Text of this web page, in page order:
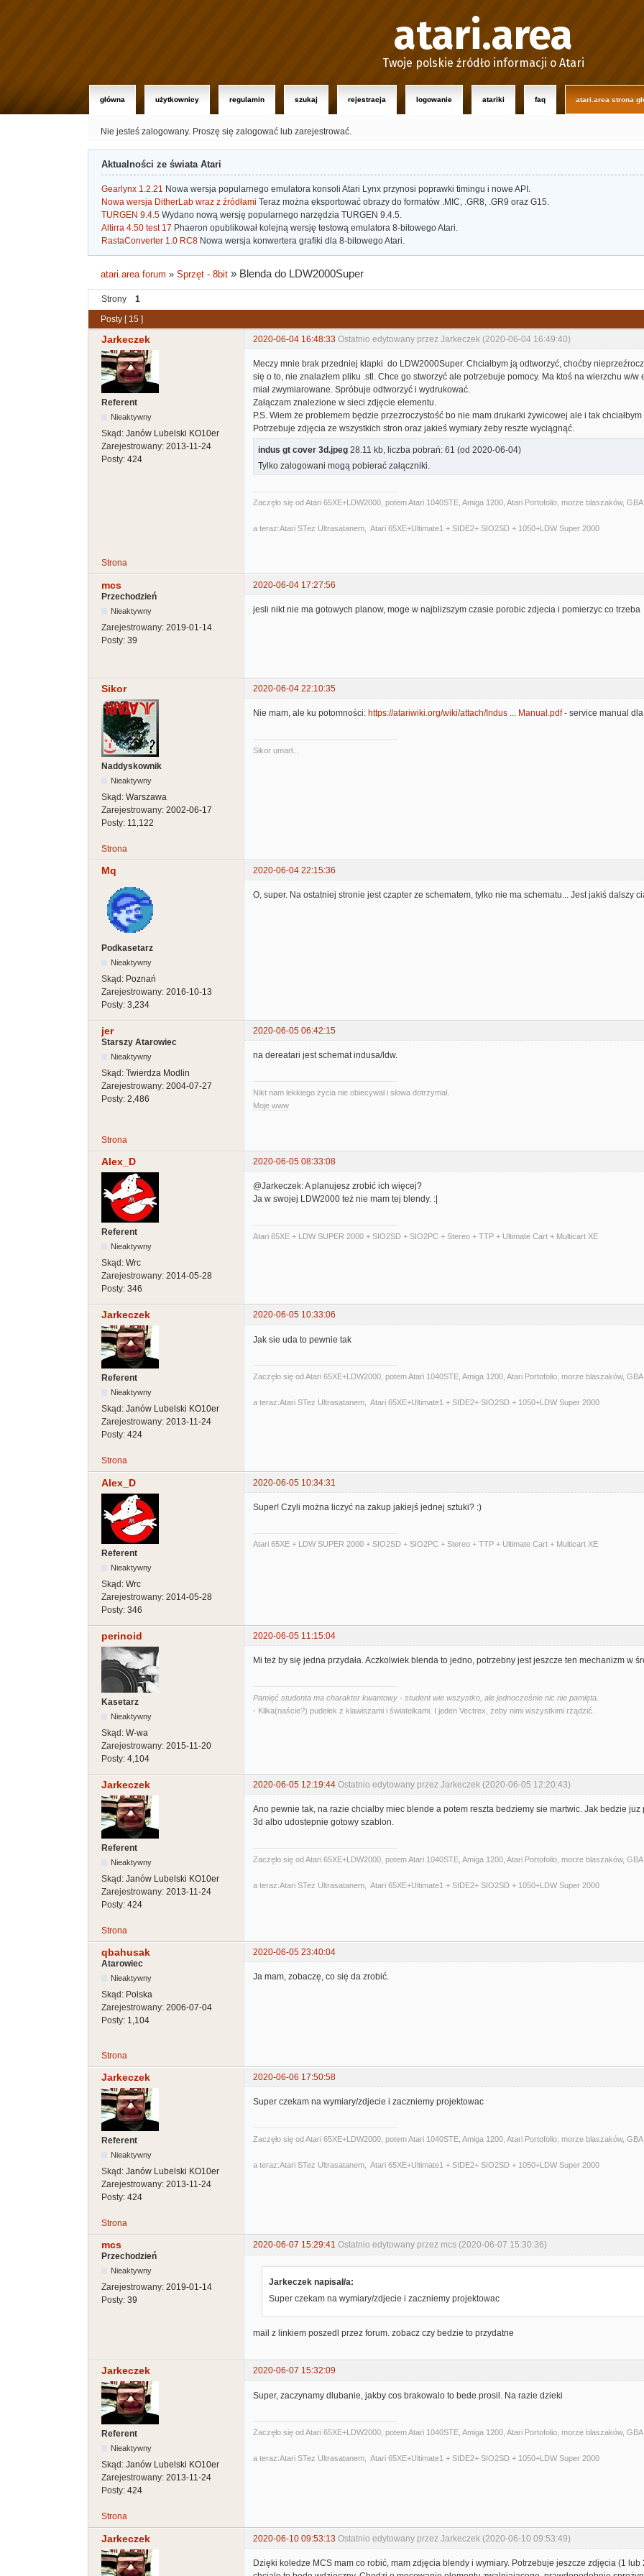
atari.area
Twoje polskie źródło informacji o Atari
główna użytkownicy regulamin szukaj rejestracja logowanie atariki faq atari.area strona
Nie jesteś zalogowany. Proszę się zalogować lub zarejestrować.
Aktualności ze świata Atari
Gearlynx 1.2.21 Nowa wersja popularnego emulatora konsoli Atari Lynx przynosi poprawki timingu i nowe API.
Nowa wersja DitherLab wraz z źródłami Teraz można eksportować obrazy do formatów .MIC, .GR8, .GR9 oraz G15.
TURGEN 9.4.5 Wydano nową wersję popularnego narzędzia TURGEN 9.4.5.
Altirra 4.50 test 17 Phaeron opublikował kolejną wersję testową emulatora 8-bitowego Atari.
RastaConverter 1.0 RC8 Nowa wersja konwertera grafiki dla 8-bitowego Atari.
atari.area forum »Sprzęt - 8bit » Blenda do LDW2000Super
Strony
1
Posty [ 15 ]
Jarkeczek 2020-06-04 16:48:33 Ostatnio edytowany przez Jarkeczek (2020-06-04 16:49:40)
Referent
Nieaktywny
Skąd: Janów Lubelski KO10er
Zarejestrowany: 2013-11-24
Posty: 424
Meczy mnie brak przedniej klapki do LDW2000Super. Chciałbym ją odtworzyć, choćby
się o to, nie znalazłem pliku .stl. Chce go stworzyć ale potrzebuje pomocy. Ma ktoś na wierzchu w/
miał zwymiarowane. Spróbuje odtworzyć i wydrukować.
Załączam znalezione w sieci zdjęcie elementu.
P.S. Wiem że problemem będzie przezroczystość bo nie mam drukarki żywicowej ale i tak
Potrzebuje zdjęcia ze wszystkich stron oraz jakieś wymiary żeby reszte wyciągnąć.
indus gt cover 3d.jpeg 28.11 kb, liczba pobrań: 61 (od 2020-06-04)
Tylko zalogowani mogą pobierać załączniki.
Zaczęło się od Atari 65XE+LDW2000, potem Atari 1040STE, Amiga 1200, Atari Portofolio, morze blaszaków,
a teraz:Atari STez Ultrasatanem, Atari 65XE+Ultimate1 + SIDE2+ SIO2SD + 1050+LDW Super 2000
Strona
mcs
2020-06-04 17:27:56
Przechodzień
Nieaktywny
Zarejestrowany: 2019-01-14
Posty: 39
jesli nikt nie ma gotowych planow, moge w najblizszym czasie porobic zdjecia i pomierzyc co trzeba
Sikor 2020-06-04 22:10:35
Naddyskownik
Nieaktywny
Skąd: Warszawa
Zarejestrowany: 2002-06-17
Posty: 11,122
Nie mam, ale ku potomności: https://atariwiki.org/wiki/attach/Indus ... Manual.pdf- service manual
Sikor umarł...
Strona
Mq 2020-06-04 22:15:36
Podkasetarz
Nieaktywny
Skąd: Poznań
Zarejestrowany: 2016-10-13
Posty: 3,234
O, super. Na ostatniej stronie jest czapter ze schematem, tylko nie ma schematu... Jest jakiś dalszy
jer
2020-06-05 06:42:15
Starszy Atarowiec
Nieaktywny
Skąd: Twierdza Modlin
Zarejestrowany: 2004-07-27
Posty: 2,486
na dereatari jest schemat indusa/ldw.
Nikt nam lekkiego życia nie obiecywał i słowa dotrzymał.
Moje www
Strona
Alex_D 2020-06-05 08:33:08
Referent
Nieaktywny
Skąd: Wrc
Zarejestrowany: 2014-05-28
Posty: 346
@Jarkeczek: A planujesz zrobić ich więcej?
Ja w swojej LDW2000 też nie mam tej blendy. :|
Atari 65XE + LDW SUPER 2000 + SIO2SD + SIO2PC + Stereo + TTP + Ultimate Cart + Multicart XE
Jarkeczek 2020-06-05 10:33:06
Referent
Nieaktywny
Skąd: Janów Lubelski KO10er
Zarejestrowany: 2013-11-24
Posty: 424
Jak sie uda to pewnie tak
Zaczęło się od Atari 65XE+LDW2000, potem Atari 1040STE, Amiga 1200, Atari Portofolio, morze blaszaków,
a teraz:Atari STez Ultrasatanem, Atari 65XE+Ultimate1 + SIDE2+ SIO2SD + 1050+LDW Super 2000
Strona
Alex_D 2020-06-05 10:34:31
Referent
Nieaktywny
Skąd: Wrc
Zarejestrowany: 2014-05-28
Posty: 346
Super! Czyli można liczyć na zakup jakiejś jednej sztuki? :)
Atari 65XE + LDW SUPER 2000 + SIO2SD + SIO2PC + Stereo + TTP + Ultimate Cart + Multicart XE
perinoid 2020-06-05 11:15:04
Kasetarz
Nieaktywny
Skąd: W-wa
Zarejestrowany: 2015-11-20
Posty: 4,104
Mi też by się jedna przydała. Aczkolwiek blenda to jedno, potrzebny jest jeszcze ten mechanizm w
Pamięć studenta ma charakter kwantowy - student wie wszystko, ale jednocześnie nic nie pamięta.
- Kilka(naście?) pudełek z klawiszami i światełkami. I jeden Vectrex, żeby nimi wszystkimi rządzić.
Jarkeczek 2020-06-05 12:19:44 Ostatnio edytowany przez Jarkeczek (2020-06-05 12:20:43)
Referent
Nieaktywny
Skąd: Janów Lubelski KO10er
Zarejestrowany: 2013-11-24
Posty: 424
Ano pewnie tak, na razie chcialby miec blende a potem reszta bedziemy sie martwic. Jak bedzie
3d albo udostepnie gotowy szablon.
Zaczęło się od Atari 65XE+LDW2000, potem Atari 1040STE, Amiga 1200, Atari Portofolio, morze blaszaków,
a teraz:Atari STez Ultrasatanem, Atari 65XE+Ultimate1 + SIDE2+ SIO2SD + 1050+LDW Super 2000
Strona
qbahusak
2020-06-05 23:40:04
Atarowiec
Nieaktywny
Skąd: Polska
Zarejestrowany: 2006-07-04
Posty: 1,104
Ja mam, zobaczę, co się da zrobić.
Strona
Jarkeczek 2020-06-06 17:50:58
Referent
Nieaktywny
Skąd: Janów Lubelski KO10er
Zarejestrowany: 2013-11-24
Posty: 424
Super czekam na wymiary/zdjecie i zaczniemy projektowac
Zaczęło się od Atari 65XE+LDW2000, potem Atari 1040STE, Amiga 1200, Atari Portofolio, morze blaszaków,
a teraz:Atari STez Ultrasatanem, Atari 65XE+Ultimate1 + SIDE2+ SIO2SD + 1050+LDW Super 2000
Strona
mcs 2020-06-07 15:29:41 Ostatnio edytowany przez mcs (2020-06-07 15:30:36)
Przechodzień
Nieaktywny
Zarejestrowany: 2019-01-14
Posty: 39
Jarkeczek napisał/a:
Super czekam na wymiary/zdjecie i zaczniemy projektowac
mail z linkiem poszedl przez forum. zobacz czy bedzie to przydatne
Jarkeczek 2020-06-07 15:32:09
Referent
Nieaktywny
Skąd: Janów Lubelski KO10er
Zarejestrowany: 2013-11-24
Posty: 424
Super, zaczynamy dlubanie, jakby cos brakowalo to bede prosil. Na razie dzieki
Zaczęło się od Atari 65XE+LDW2000, potem Atari 1040STE, Amiga 1200, Atari Portofolio, morze blaszaków,
a teraz:Atari STez Ultrasatanem, Atari 65XE+Ultimate1 + SIDE2+ SIO2SD + 1050+LDW Super 2000
Strona
Jarkeczek 2020-06-10 09:53:13 Ostatnio edytowany przez Jarkeczek (2020-06-10 09:53:49)
Dzięki koledze MCS mam co robić, mam zdjęcia blendy i wymiary. Potrzebuje jeszcze zdjęcia (1